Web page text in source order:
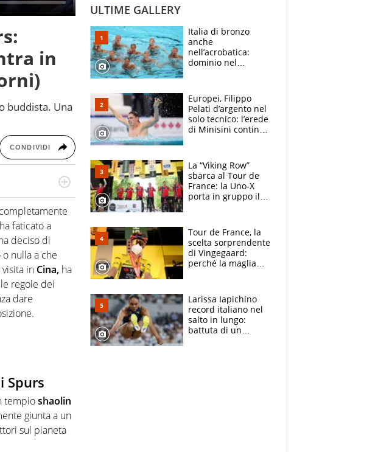
in
buddista. Una
CONDIVIDI
Sport. Provate a
faticato a
deciso di
nulla a che
in Cina, ha
regole dei
dare
Spurs
tempioshaolin
giunta a un
sul pianeta
ULTIME GALLERY
Italia di bronzo
anche
nell’acrobatica:
dominio nel
e compagni
continuare
Europei, Filippo
Pelati d’argento nel
solo tecnico: l’erede
di Minisini continua
mirino
La “Viking Row”
sbarca al Tour de
France: la Uno-X
porta in gruppo il
compagni
Tour de France, la
scelta sorprendente
di Vingegaard:
perché la maglia
rischio da evitare
Larissa Iapichino
record italiano nel
salto in lungo:
battuta di un